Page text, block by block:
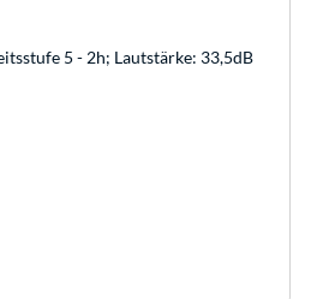
5 - 2h; Lautstärke: 33,5dB